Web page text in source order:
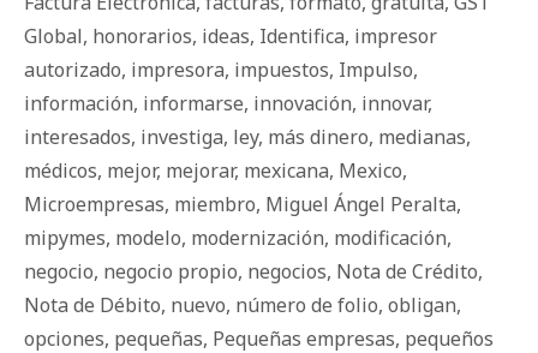
Global, honorarios, ideas, Identifica, impresor
autorizado, impresora, impuestos, Impulso,
información, informarse, innovación, innovar,
interesados, investiga, ley, más dinero, medianas,
médicos, mejor, mejorar, mexicana, Mexico,
Microempresas, miembro, Miguel Ángel Peralta,
mipymes, modelo, modernización, modificación,
negocio, negocio propio, negocios, Nota de Crédito,
Nota de Débito, nuevo, número de folio, obligan,
opciones, pequeñas, Pequeñas empresas, pequeños